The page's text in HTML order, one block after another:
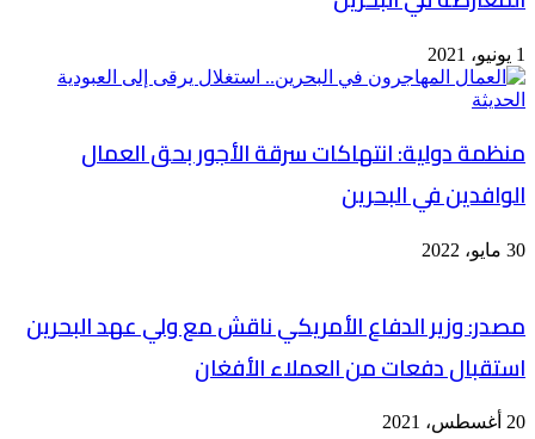
1 يونيو، 2021
منظمة دولية: انتهاكات سرقة الأجور بحق العمال
الوافدين في البحرين
30 مايو، 2022
مصدر: وزير الدفاع الأمريكي ناقش مع ولي عهد البحرين
استقبال دفعات من العملاء الأفغان
20 أغسطس، 2021